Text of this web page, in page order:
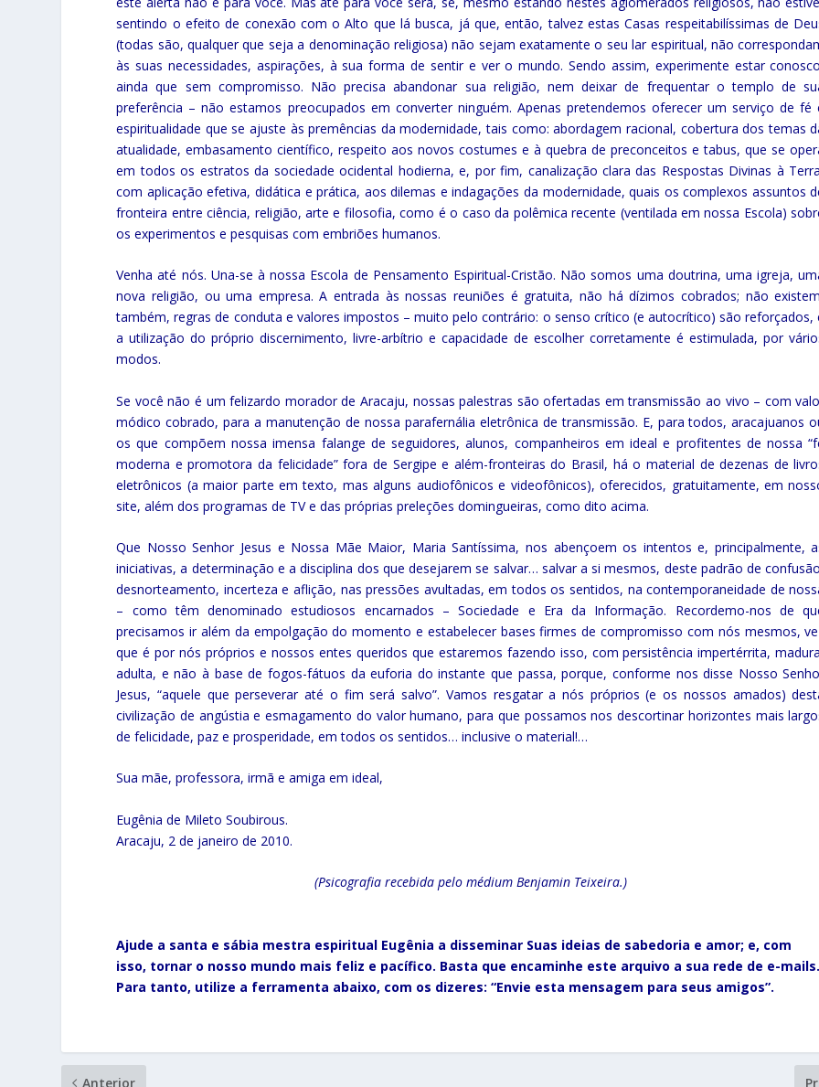
sentindo o efeito de conexão com o Alto que lá busca, já que, então, talvez estas Casas respeitabilíssimas de
(todas são, qualquer que seja a denominação religiosa) não sejam exatamente o seu lar espiritual, não
às suas necessidades, aspirações, à sua forma de sentir e ver o mundo. Sendo assim, experimente estar
ainda que sem compromisso. Não precisa abandonar sua religião, nem deixar de frequentar o templo de
preferência – não estamos preocupados em converter ninguém. Apenas pretendemos oferecer um serviço de fé
espiritualidade que se ajuste às premências da modernidade, tais como: abordagem racional, cobertura dos temas
atualidade, embasamento científico, respeito aos novos costumes e à quebra de preconceitos e tabus, que se
em todos os estratos da sociedade ocidental hodierna, e, por fim, canalização clara das Respostas Divinas à
com aplicação efetiva, didática e prática, aos dilemas e indagações da modernidade, quais os complexos assuntos
fronteira entre ciência, religião, arte e filosofia, como é o caso da polêmica recente (ventilada em nossa Escola)
os experimentos e pesquisas com embriões humanos.
Venha até nós. Una-se à nossa Escola de Pensamento Espiritual-Cristão. Não somos uma doutrina, uma igreja,
nova religião, ou uma empresa. A entrada às nossas reuniões é gratuita, não há dízimos cobrados; não
também, regras de conduta e valores impostos – muito pelo contrário: o senso crítico (e autocrítico) são reforçados,
a utilização do próprio discernimento, livre-arbítrio e capacidade de escolher corretamente é estimulada, por
modos.
Se você não é um felizardo morador de Aracaju, nossas palestras são ofertadas em transmissão ao vivo – com
módico cobrado, para a manutenção de nossa parafernália eletrônica de transmissão. E, para todos, aracajuanos
os que compõem nossa imensa falange de seguidores, alunos, companheiros em ideal e profitentes de nossa
moderna e promotora da felicidade” fora de Sergipe e além-fronteiras do Brasil, há o material de dezenas de
eletrônicos (a maior parte em texto, mas alguns audiofônicos e videofônicos), oferecidos, gratuitamente, em
site, além dos programas de TV e das próprias preleções domingueiras, como dito acima.
Que Nosso Senhor Jesus e Nossa Mãe Maior, Maria Santíssima, nos abençoem os intentos e, principalmente,
iniciativas, a determinação e a disciplina dos que desejarem se salvar… salvar a si mesmos, deste padrão de
desnorteamento, incerteza e aflição, nas pressões avultadas, em todos os sentidos, na contemporaneidade de
– como têm denominado estudiosos encarnados – Sociedade e Era da Informação. Recordemo-nos de
precisamos ir além da empolgação do momento e estabelecer bases firmes de compromisso com nós mesmos,
que é por nós próprios e nossos entes queridos que estaremos fazendo isso, com persistência impertérrita,
adulta, e não à base de fogos-fátuos da euforia do instante que passa, porque, conforme nos disse Nosso
Jesus, “aquele que perseverar até o fim será salvo”. Vamos resgatar a nós próprios (e os nossos amados)
civilização de angústia e esmagamento do valor humano, para que possamos nos descortinar horizontes mais
de felicidade, paz e prosperidade, em todos os sentidos… inclusive o material!…
Sua mãe, professora, irmã e amiga em ideal,
Eugênia de Mileto Soubirous.
Aracaju, 2 de janeiro de 2010.
(Psicografia recebida pelo médium Benjamin Teixeira.)
Ajude a santa e sábia mestra espiritual Eugênia a disseminar Suas ideias de sabedoria e amor; e, com
isso, tornar o nosso mundo mais feliz e pacífico. Basta que encaminhe este arquivo a sua rede de e-mails.
Para tanto, utilize a ferramenta abaixo, com os dizeres: “Envie esta mensagem para seus amigos”.
Anterior